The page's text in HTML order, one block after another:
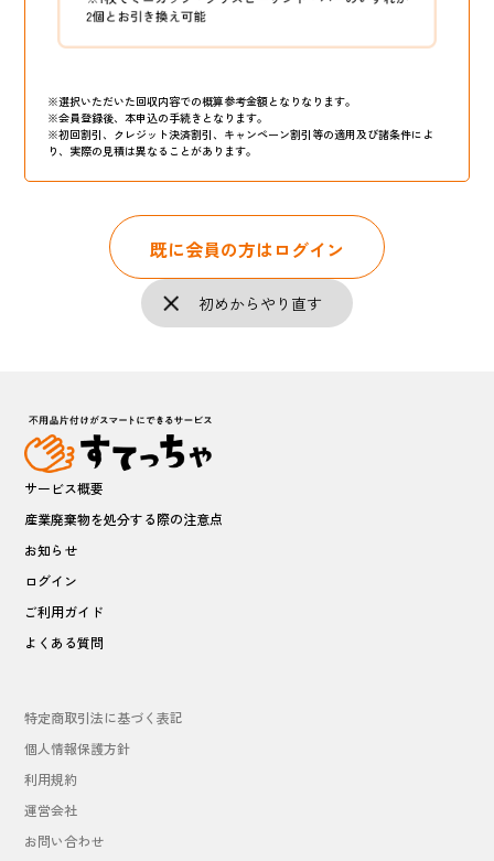
※選択いただいた回収内容での概算参考金額となりなります。
※会員登録後、本申込の手続きとなります。
※初回割引、クレジット決済割引、キャンペーン割引等の適用及び諸条件によ
り、実際の見積は異なることがあります。
初めからやり直す
既に会員の方はログイン
サービス概要
産業廃棄物を処分する際の注意点
お知らせ
ログイン
ご利用ガイド
よくある質問
特定商取引法に基づく表記
個人情報保護方針
利用規約
運営会社
お問い合わせ